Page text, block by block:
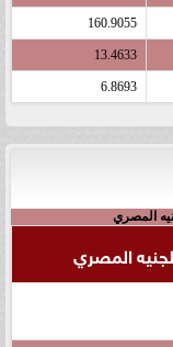
160.9055
13.4633
6.8693
المصري
المصري